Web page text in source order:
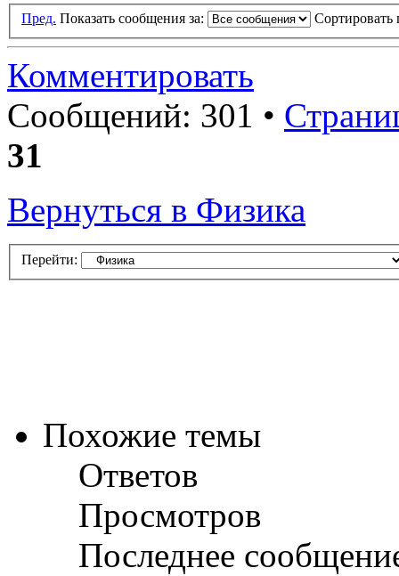
Пред. Показать сообщения за: Сортировать
Комментировать
Сообщений: 301 •
31
Вернуться в Физика
Перейти:
Похожие темы
Ответов
Просмотров
Последнее